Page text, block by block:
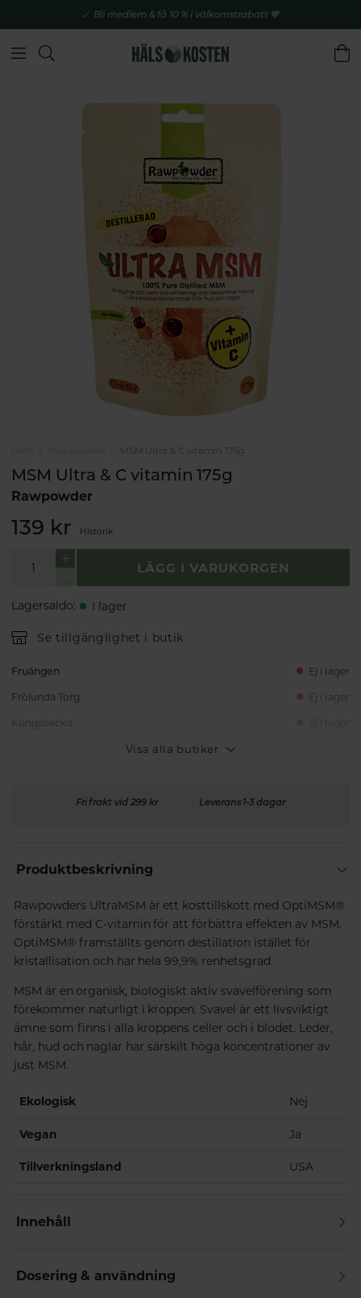
Bli medlem & få 10 % i välkomstrabatt 💚
MSM Ultra & C vitamin 175g
MSM Ultra & C vitamin 175g
Rawpowder
139 kr Historik
LÄGG I VARUKORGEN
Lagersaldo: I lager
Se tillgänglighet i butik
Fruängen Ej i lager
Frölunda Torg Ej i lager
Visa alla butiker
Fri frakt vid 299 kr Leverans 1-3 dagar
Produktbeskrivning
Rawpowders UltraMSM är ett kosttillskott med OptiMSM®
förstärkt med C-vitamin för att förbättra effekten av MSM.
OptiMSM® framställts genom destillation istället för
kristallisation och har hela 99,9% renhetsgrad.
MSM är en organisk, biologiskt aktiv svavelförening som
förekommer naturligt i kroppen. Svavel är ett livsviktigt
ämne som finns i alla kroppens celler och i blodet. Leder,
hår, hud och naglar har särskilt höga koncentrationer av
just MSM.
Ekologisk Nej
Vegan Ja
Tillverkningsland USA
Innehåll
Dosering & användning